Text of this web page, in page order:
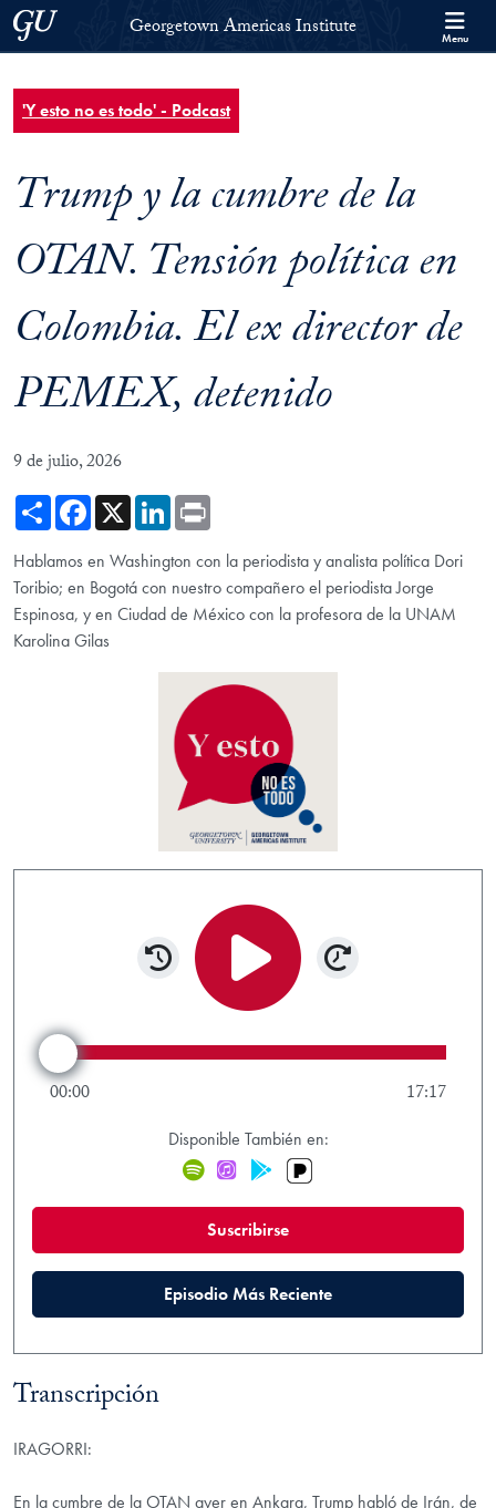
Skip to Georgetown Americas Institute Full Site Menu
Skip to main content
Georgetown UniversityGeorgetown Americas Institute Menu
'Y esto no es todo' - Podcast
Trump y la cumbre de la
OTAN. Tensión política en
Colombia. El ex director de
PEMEX, detenido
9 de julio, 2026
ShareFacebook
X LinkedIn
Hablamos en Washington con la periodista y analista política Dori
Toribio; en Bogotá con nuestro compañero el periodista Jorge
Espinosa, y en Ciudad de México con la profesora de la UNAM
Karolina Gilas
Transcripción
IRAGORRI:
En la cumbre de la OTAN ayer en Ankara, Trump habló de Irán, de
Rewind 15 seconds
Audio Scrubber
00:00 17:17
Disponible También en:
Spotify
iTunesGoogle Play
Suscribirse(new window)
Episodio Más Reciente(new window)